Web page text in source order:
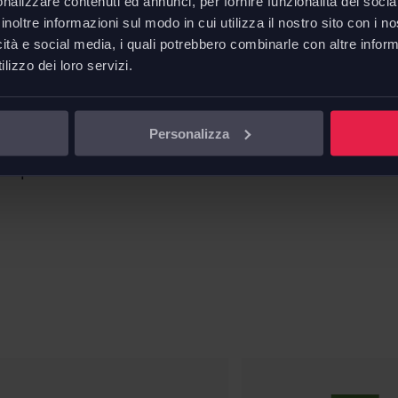
informazioni sul modo in cui utilizza il nostro sito con i
e social media, i quali potrebbero combinarle con altre
dei loro servizi.
Personalizza
in alluminio lucidato
a densità
pelle.
Scheda